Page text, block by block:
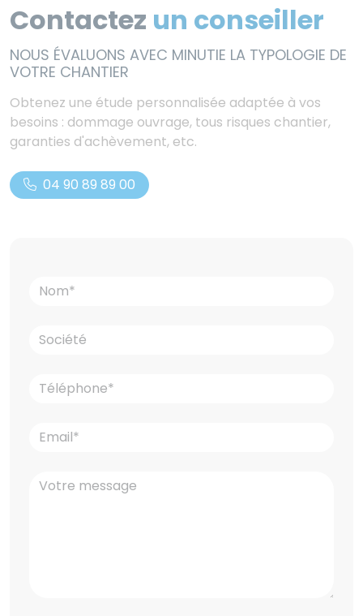
Contactez un conseiller
NOUS ÉVALUONS AVEC MINUTIE LA TYPOLOGIE DE
VOTRE CHANTIER
Obtenez une étude personnalisée adaptée à vos
besoins : dommage ouvrage, tous risques chantier,
garanties d'achèvement, etc.
04 90 89 89 00
Sarah, dans l'entreprise depuis